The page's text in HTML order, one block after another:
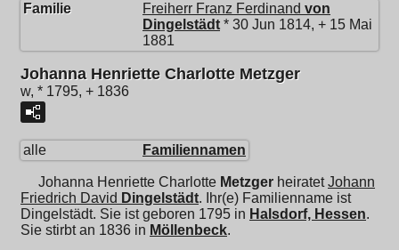
Familie Freiherr Franz Ferdinand von
Dingelstädt * 30 Jun 1814, + 15 Mai
1881
Johanna Henriette Charlotte Metzger
w, * 1795, + 1836
alle Familiennamen
Johanna Henriette Charlotte Metzger heiratetJohann
Friedrich David Dingelstädt. Ihr(e) Familienname ist
Dingelstädt. Sie ist geboren 1795 in Halsdorf, Hessen.
Sie stirbt an 1836 in Möllenbeck.